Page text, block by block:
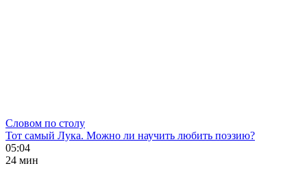
Словом по столу
Тот самый Лука. Можно ли научить любить поэзию?
05:04
24 мин